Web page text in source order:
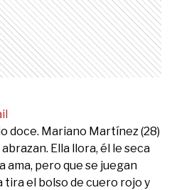
doce. Mariano Martínez (28)
Ella llora, él le seca
ama, pero que se juegan
tira el bolso de cuero rojo y